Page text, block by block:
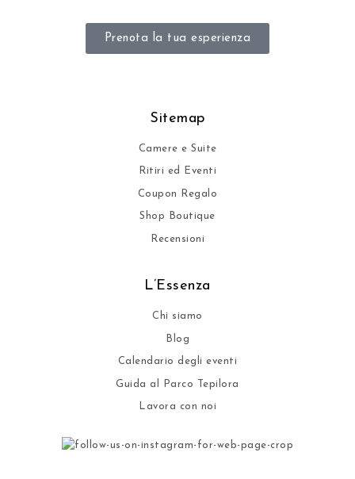
Prenota la tua esperienza
Sitemap
Camere e Suite
Ritiri ed Eventi
Coupon Regalo
Shop Boutique
Recensioni
L’Essenza
Chi siamo
Blog
Calendario degli eventi
Guida al Parco Tepilora
Lavora con noi